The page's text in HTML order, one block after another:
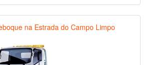
na Estrada do Campo Limpo